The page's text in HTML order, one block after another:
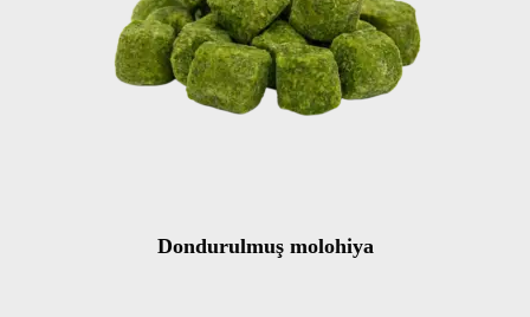
Dondurulmuş molohiya